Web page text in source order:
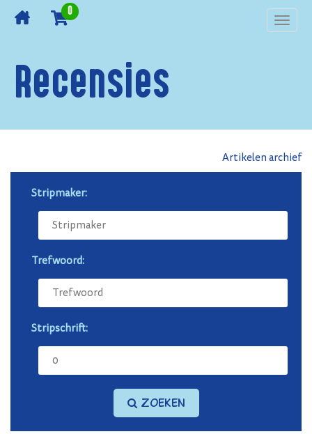
0
Recensies
Artikelen archief
Stripmaker:
Trefwoord:
Stripschrift:
Zoeken